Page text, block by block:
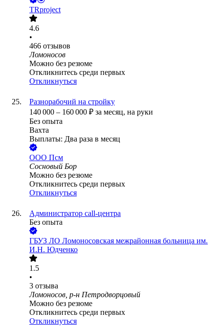
TRproject
4.6
•
466 отзывов
Ломоносов
Можно без резюме
Откликнитесь среди первых
Откликнуться
Разнорабочий на стройку
140 000 – 160 000 ₽ за месяц, на руки
Без опыта
Вахта
Выплаты: Два раза в месяц
ООО Псм
Сосновый Бор
Можно без резюме
Откликнитесь среди первых
Откликнуться
Администратор call-центра
Без опыта
ГБУЗ ЛО Ломоносовская межрайонная больница им.
И.Н. Юдченко
1.5
•
3 отзыва
Ломоносов, р-н Петродворцовый
Можно без резюме
Откликнитесь среди первых
Откликнуться